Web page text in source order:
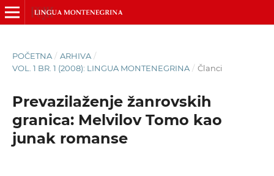
POČETNA / ARHIVA /
VOL. 1 BR. 1 (2008): LINGUA MONTENEGRINA / Članci
Prevazilaženje žanrovskih
granica: Melvilov Tomo kao
junak romanse